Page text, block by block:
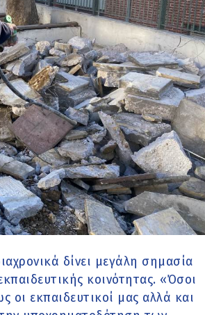
δίνει μεγάλη σημασία
κοινότητας. «Όσοι
οι εκπαιδευτικοί μας αλλά και